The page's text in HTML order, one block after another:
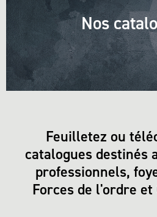
Nos
Feuilletez ou
catalogues destinés
professionnels,
Forces de l'ordre